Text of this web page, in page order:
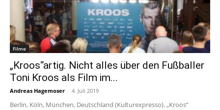
Filme
„Kroos“artig. Nicht alles über den Fußballer
Toni Kroos als Film im...
Andreas Hagemoser - 4. Juli 2019
Berlin, Köln, München, Deutschland (Kulturexpresso). „Kroos“